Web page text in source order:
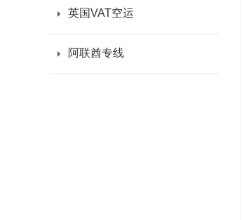
英国VAT空运
阿联酋专线